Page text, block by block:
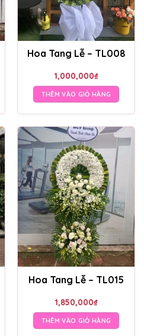
Hoa Tang Lễ – TL008
1,000,000₫
THÊM VÀO GIỎ HÀNG
Hoa Tang Lễ – TL015
1,850,000₫
THÊM VÀO GIỎ HÀNG